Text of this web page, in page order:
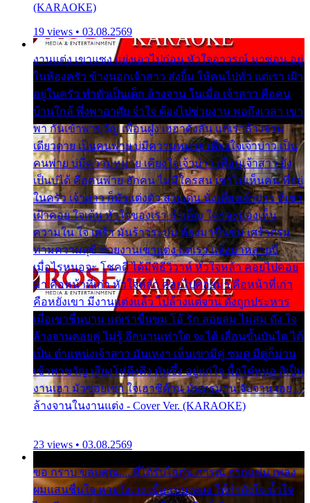
(KARAOKE)
19 views • 03.08.2569
งานแต่ง เขาแซง แย่งเอาไปก่อน หัวใจอาวรณ์ มาซ่อน อยู่
ในห้องครัว ข้างนอกเจ้าสาว ส่งยิ้ม ให้คนไปทั่ว แต่เรา เฝ้า
อยู่ในครัว ทำตัวเป็นเด็ก ล้างจาน ในเมื่อ เจ้าสาว คือคน
บ้านใกล้ พึ่งพาอาศัย จำใจ ต้องไปช่วยงาน พอถึงเวลา เขา
พา กันเข้าพาขวัญ เพื่อนฝูง เฮฮาดังลั่น แต่เราล้างจาน
เดียวดาย เป็นคนพ่าย บ่มีความหมาย เคียงใจเจ้าบ่าว เป็น
คนพ่าย บ่มีความหมาย เคียงใจเจ้าบ่าว เพื่อนเจ้าสาว ยัง
เป็นบ่ได้ คือคนพ่าย ฮักคน ไม่มีใครสน เขาไม่เห็นคน ที่อยู่
ในครัว เจ้าสาว ก็มัวแต่งตัว สวยเด่น นั่งเคียงเจ้าบ่าว ที่เขา
เฝ้าคอย ใจเต้น หัวใจของเรา ลำเค็ญ ใครจะมองเห็น
ความใน ใจ เศร้า มันร้าวระบม ต้องมาขื่นขม เศร้าตรม
ท่ามความสุขี ช่วยงานเขาแต่ง แต่เรา แล้งมาหลายปี
เมื่อไรหนอจะ โชคดี ได้มีพิธีวิวาห์ หัวใจหล้า คอยไปคอย
มา คือหน้าที่เก่า หัวใจหล้า คอยไปคอยมา คือหน้าที่เก่า
คือหยังเขา มีงานแต่งแล้ว ไปล้างแต่จาน ดั่งถูกประหาร
เมื่อเขาชื่นบาน แต่เราขื่นขม โอ้ รัก ลอยลม ไม่สม ดัง ใจ
ล้างจานคอยคู่ ไม่รู้ อีกนานเท่าใด จะได้ เลื่อนขั้นบันได ได้
เป็น ตำแหน่งเจ้าสาว มันเหงา เห็นเขามีคู่ ซมดู มีคู่ก็ม่วน
เข้าพาขวัญ เสียงโห่ตึงตึง มันซึ้ง อยู่แก่ใจ มื้อใด๋หนอ สิเป็น
งานเฮา มัวซอยเขา ใจเฮาซิด้าน มันทรมาน จับจาน เอย…
ล้างจานในงานแต่ง - Cover Ver. (KARAOKE)
23 views • 03.08.2569
ขอ กราบ ขอบคุณ.... ที่ได้รับไออุ่น การุณ จากแฟน เพลง
ผมแสนชื่นใจ หายวังเวง เมื่อแฟนเพลง ให้กำลังใจ น้ำใจ